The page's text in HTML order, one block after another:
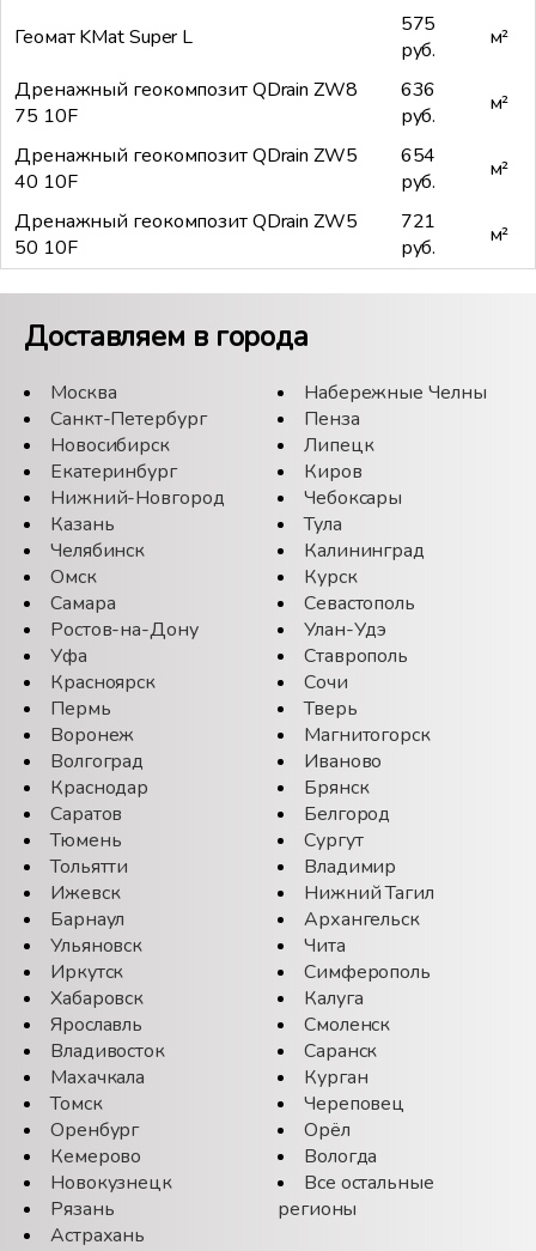
Геомат KMat Super L
575
руб.
м²
Дренажный геокомпозит QDrain ZW8
75 10F
636
руб.
м²
Дренажный геокомпозит QDrain ZW5
40 10F
654
руб.
м²
Дренажный геокомпозит QDrain ZW5
50 10F
721
руб.
м²
Доставляем в города
Москва
Санкт-Петербург
Новосибирск
Екатеринбург
Нижний-Новгород
Казань
Челябинск
Омск
Самара
Ростов-на-Дону
Уфа
Красноярск
Пермь
Воронеж
Волгоград
Краснодар
Саратов
Тюмень
Тольятти
Ижевск
Барнаул
Ульяновск
Иркутск
Хабаровск
Ярославль
Владивосток
Махачкала
Томск
Оренбург
Кемерово
Новокузнецк
Рязань
Астрахань
Набережные Челны
Пенза
Липецк
Киров
Чебоксары
Тула
Калининград
Курск
Севастополь
Улан-Удэ
Ставрополь
Сочи
Тверь
Магнитогорск
Иваново
Брянск
Белгород
Сургут
Владимир
Нижний Тагил
Архангельск
Чита
Симферополь
Калуга
Смоленск
Саранск
Курган
Череповец
Орёл
Вологда
Все остальные
регионы